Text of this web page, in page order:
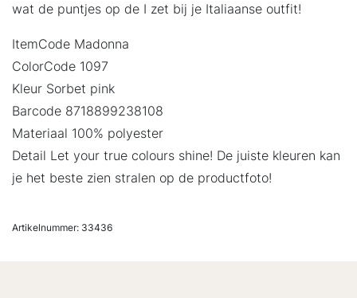
wat de puntjes op de I zet bij je Italiaanse outfit!
ItemCode Madonna
ColorCode 1097
Kleur Sorbet pink
Barcode 8718899238108
Materiaal 100% polyester
Detail Let your true colours shine! De juiste kleuren kan
je het beste zien stralen op de productfoto!
Artikelnummer: 33436